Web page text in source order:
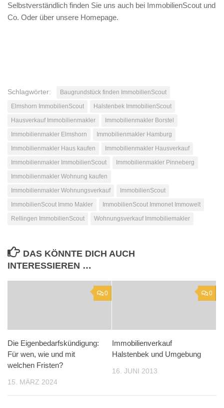
Selbstverständlich finden Sie uns auch bei ImmobilienScout und
Co. Oder über unsere Homepage.
Schlagwörter:
Baugrundstück finden ImmobilienScout
Elmshorn ImmobilienScout
Halstenbek ImmobilienScout
Hausverkauf Immobilienmakler
Immobilienmakler Borstel
Immobilienmakler Elmshorn
Immobilienmakler Hamburg
Immobilienmakler Haus kaufen
Immobilienmakler Hausverkauf
Immobilienmakler ImmobilienScout
Immobilienmakler Pinneberg
Immobilienmakler Wohnung kaufen
Immobilienmakler Wohnungsverkauf
ImmobilienScout
ImmobilienScout Immo Makler
ImmobilienScout Immonet Immowelt
Rellingen ImmobilienScout
Wohnungsverkauf Immobiliemakler
DAS KÖNNTE DICH AUCH
INTERESSIEREN …
0
Die Eigenbedarfskündigung:
Für wen, wie und mit
welchen Fristen?
15. MÄRZ 2024
0
Immobilienverkauf
Halstenbek und Umgebung
16. JUNI 2013